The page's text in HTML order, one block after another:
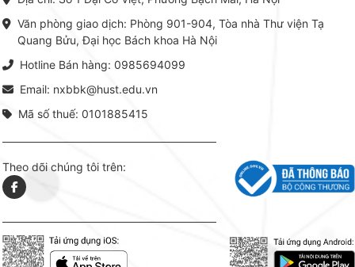
khoa Hà Nội ấn hành cả hai
lý. Các
Văn phòng giao dịch: Phòng 901-904, Tòa nhà Thư viện Tạ
Quang Bửu, Đại học Bách khoa Hà Nội
Hotline Bán hàng: 0985694099
Email: nxbbk@hust.edu.vn
Mã số thuế: 0101885415
Theo dõi chúng tôi trên: